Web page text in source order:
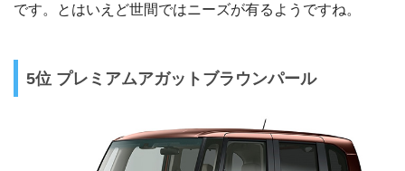
です。とはいえど世間ではニーズが有るようですね。
5位 プレミアムアガットブラウンパール